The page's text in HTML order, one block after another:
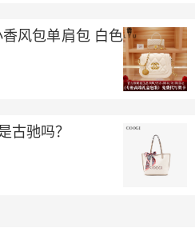
风包单肩包 白色 精美礼盒
古驰吗？